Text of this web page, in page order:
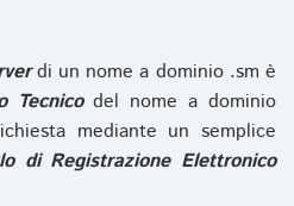
di un nome a dominio .sm è
Tecnicodel nome a dominio
mediante un semplice
di Registrazione Elettronico